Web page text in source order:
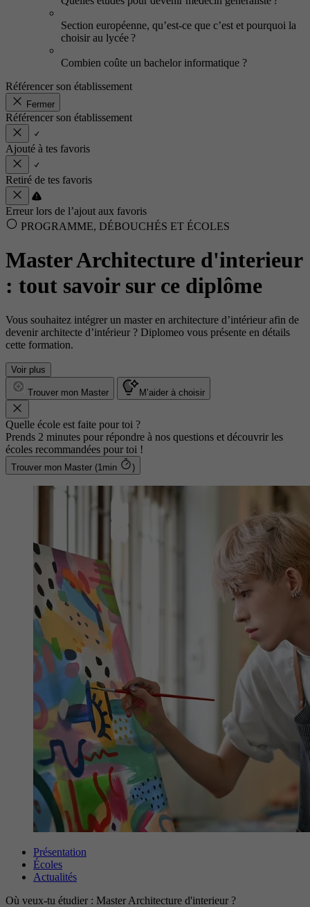
Section européenne, qu’est-ce que c’est et pourquoi la
choisir au lycée ?
Combien coûte un bachelor informatique ?
Référencer son établissement
Fermer
Référencer son établissement
Ajouté à tes favoris
Retiré de tes favoris
Erreur lors de l’ajout aux favoris
PROGRAMME, DÉBOUCHÉS ET ÉCOLES
Master Architecture d'interieur
: tout savoir sur ce diplôme
Vous souhaitez intégrer un master en architecture d’intérieur afin de
devenir architecte d’intérieur ? Diplomeo vous présente en détails
cette formation.
Voir plus
Trouver mon Master M’aider à choisir
Quelle école est faite pour toi ?
Prends 2 minutes pour répondre à nos questions et découvrir les
écoles recommandées pour toi !
Trouver mon Master (1min )
Présentation
Écoles
Actualités
Où veux-tu étudier : Master Architecture d'interieur ?